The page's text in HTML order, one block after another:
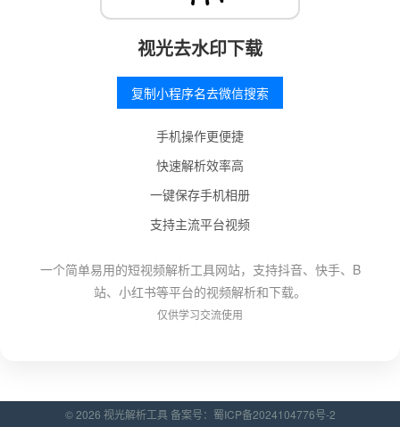
视光去水印下载
复制小程序名去微信搜索
手机操作更便捷
快速解析效率高
一键保存手机相册
支持主流平台视频
一个简单易用的短视频解析工具网站，支持抖音、快手、B
站、小红书等平台的视频解析和下载。
仅供学习交流使用
© 2026 视光解析工具 备案号： 蜀ICP备2024104776号-2